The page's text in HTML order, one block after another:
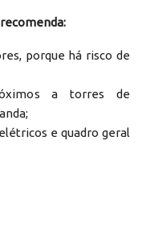
porque há risco de
a torres de
e quadro geral